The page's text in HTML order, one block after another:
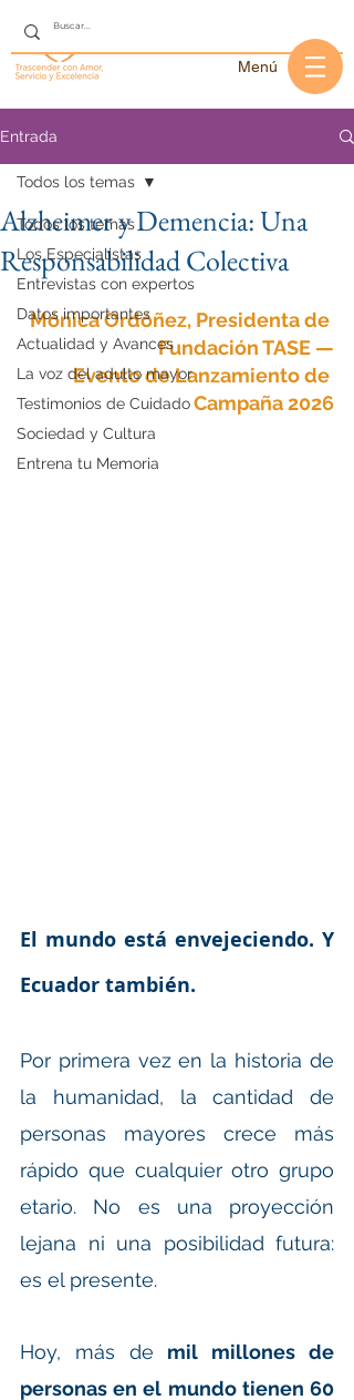
Menú
Entrada
Todos los temas
Los Especialistas
Entrevistas con expertos
Datos importantes
Actualidad y Avances
La voz del adulto mayor
Testimonios de Cuidado
Sociedad y Cultura
Entrena tu Memoria
Todos los temas
Alzheimer y Demencia: Una
Responsabilidad Colectiva
Mónica Ordóñez, Presidenta de
Fundación TASE —
Evento de Lanzamiento de
Campaña 2026
El mundo está envejeciendo. Y
Ecuador también.
Por primera vez en la historia de
la humanidad, la cantidad de
personas mayores crece más
rápido que cualquier otro grupo
etario. No es una proyección
lejana ni una posibilidad futura:
es el presente.
Hoy, más de mil millones de
personas en el mundo tienen 60